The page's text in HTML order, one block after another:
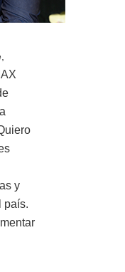
y
país.